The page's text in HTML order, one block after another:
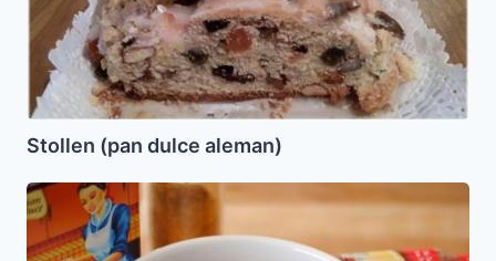
Stollen (pan dulce aleman)
Sustituto
para
Condimento